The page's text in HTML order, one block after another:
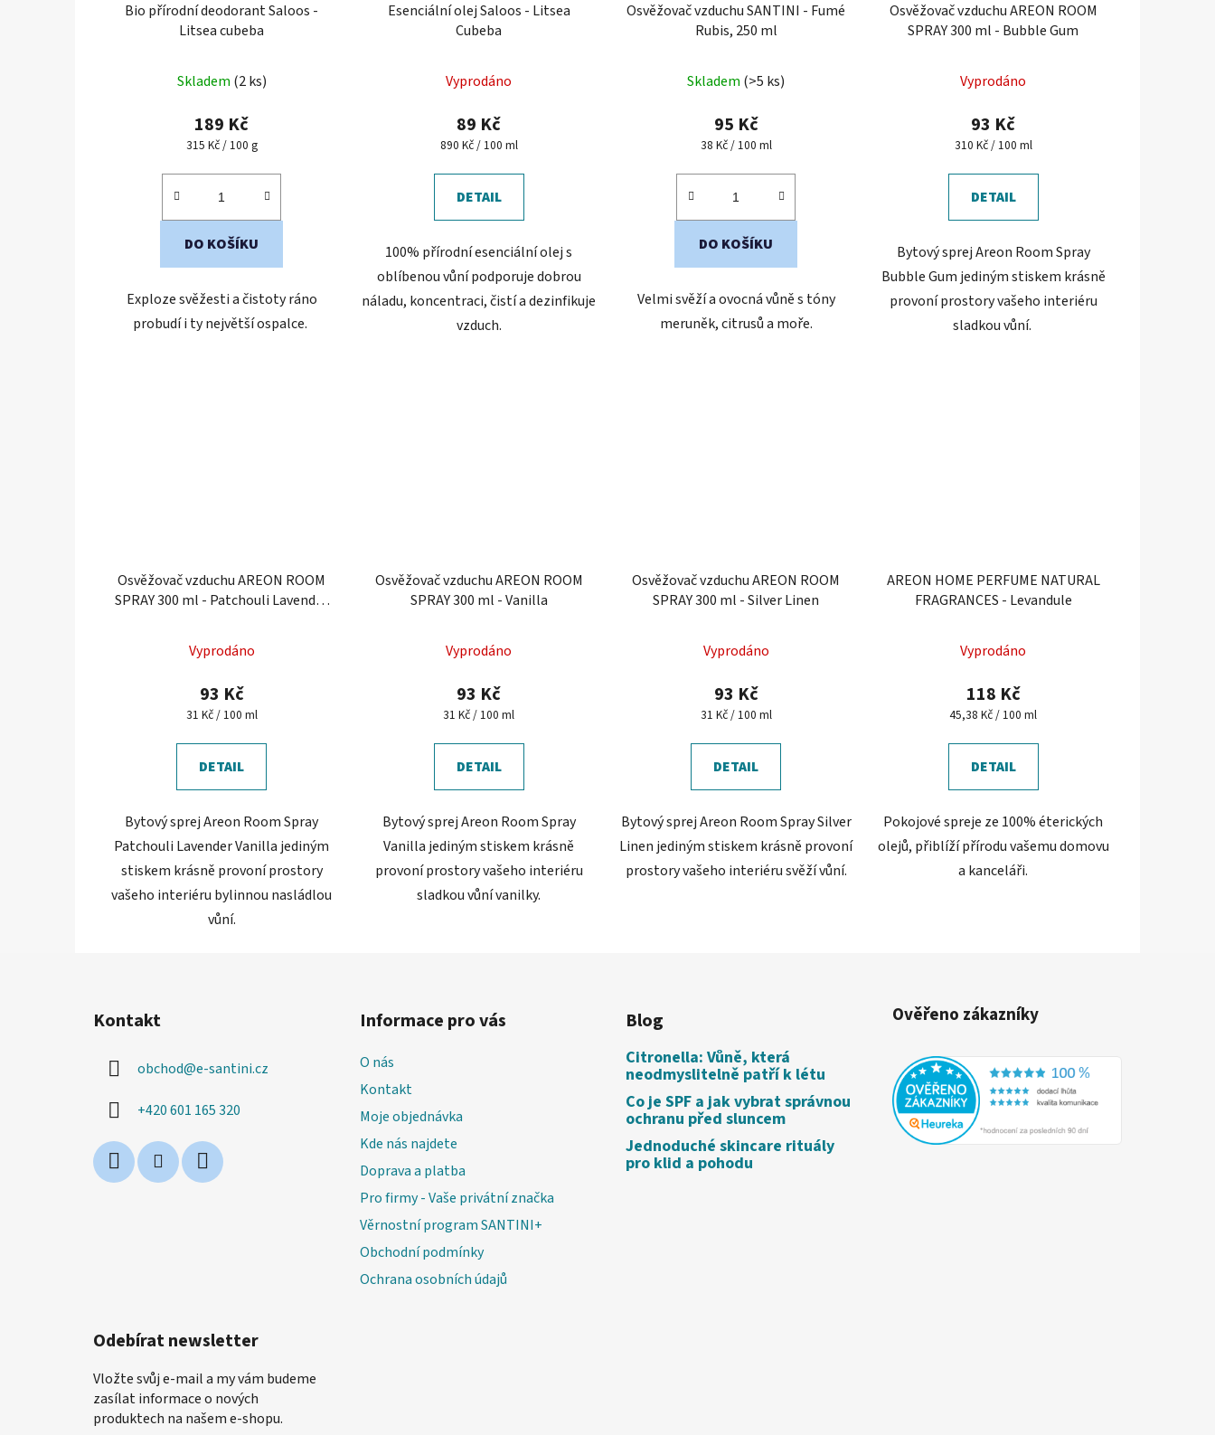
Bio přírodní deodorant Saloos -
Litsea cubeba
hodnocení
produktu
je
z
hvězdiček.
Skladem (2 ks)
189 Kč
Měrná
315 Kč / 100 g
DO KOŠÍKU
Exploze svěžesti a čistoty ráno
probudí i ty největší ospalce.
Esenciální olej Saloos - Litsea
Cubeba
hodnocení
produktu
je
z
Vyprodáno
89 Kč
Měrná
890 Kč / 100 ml
DETAIL
100% přírodní esenciální olej s
oblíbenou vůní podporuje dobrou
náladu, koncentraci, čistí a dezinfikuje
vzduch.
Osvěžovač vzduchu SANTINI - Fumé
Rubis, 250 ml
hodnocení
produktu
je
z
hvězdiček.
Skladem (>5 ks)
95 Kč
Měrná
38 Kč / 100 ml
DO KOŠÍKU
Velmi svěží a ovocná vůně s tóny
meruněk, citrusů a moře.
Osvěžovač vzduchu AREON ROOM
SPRAY 300 ml - Bubble Gum
hodnocení
produktu
je
z
Vyprodáno
93 Kč
Měrná
310 Kč / 100 ml
DETAIL
Bytový sprej Areon Room Spray
Bubble Gum jediným stiskem krásně
provoní prostory vašeho interiéru
sladkou vůní.
Osvěžovač vzduchu AREON ROOM
SPRAY 300 ml - Patchouli Lavender
hodnocení
produktu
je
z
Vyprodáno
93 Kč
Měrná
31 Kč / 100 ml
DETAIL
Bytový sprej Areon Room Spray
Patchouli Lavender Vanilla jediným
stiskem krásně provoní prostory
vašeho interiéru bylinnou nasládlou
vůní.
Osvěžovač vzduchu AREON ROOM
SPRAY 300 ml - Vanilla
Vyprodáno
93 Kč
Měrná
31 Kč / 100 ml
DETAIL
Bytový sprej Areon Room Spray
Vanilla jediným stiskem krásně
provoní prostory vašeho interiéru
sladkou vůní vanilky.
Osvěžovač vzduchu AREON ROOM
SPRAY 300 ml - Silver Linen
Vyprodáno
93 Kč
Měrná
31 Kč / 100 ml
DETAIL
Bytový sprej Areon Room Spray Silver
Linen jediným stiskem krásně provoní
prostory vašeho interiéru svěží vůní.
AREON HOME PERFUME NATURAL
FRAGRANCES - Levandule
Vyprodáno
118 Kč
Měrná
45,38 Kč / 100 ml
DETAIL
Pokojové spreje ze 100% éterických
olejů, přiblíží přírodu vašemu domovu
a kanceláři.
Kontakt
obchod@e-santini.cz
+420 601 165 320
Informace pro vás
O nás
Kontakt
Moje objednávka
Kde nás najdete
Doprava a platba
Pro firmy - Vaše privátní značka
Věrnostní program SANTINI+
Obchodní podmínky
Ochrana osobních údajů
Blog
Citronella: Vůně, která
neodmyslitelně patří k létu
Co je SPF a jak vybrat správnou
ochranu před sluncem
Jednoduché skincare rituály
pro klid a pohodu
Ověřeno zákazníky
Odebírat newsletter
Vložte svůj e-mail a my vám budeme
zasílat informace o nových
produktech na našem e-shopu.